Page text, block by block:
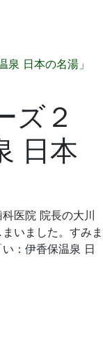
泉 日本の名湯」
ズ２
日本
医院 院長の大川
いました。すみま
：伊香保温泉 日